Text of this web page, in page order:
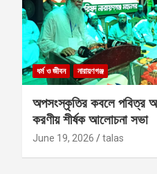
ধর্ম ও জীবন নারায়ণগঞ্জ
অপসংস্কৃতির কবলে পবিত্র
করণীয় শীর্ষক আলোচনা সভা
June 19, 2026 talas